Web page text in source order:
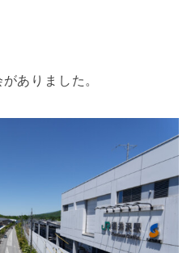
ありました。